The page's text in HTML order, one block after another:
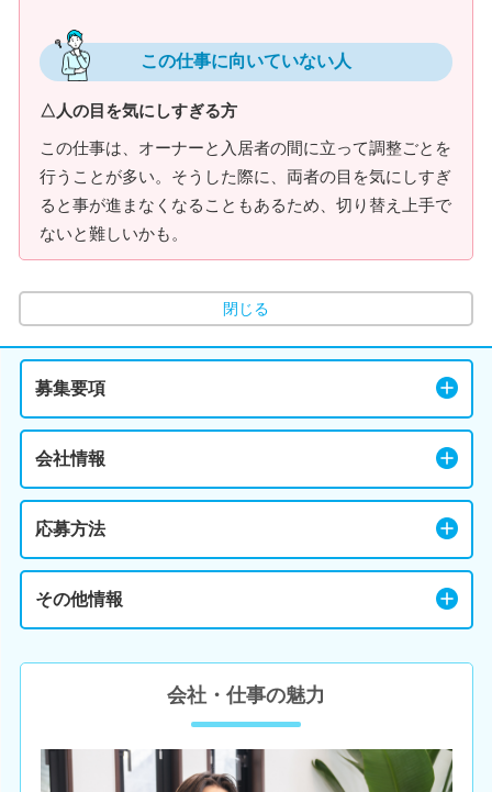
この仕事に向いていない人
△人の目を気にしすぎる方
この仕事は、オーナーと入居者の間に立って調整ごとを
行うことが多い。そうした際に、両者の目を気にしすぎ
ると事が進まなくなることもあるため、切り替え上手で
ないと難しいかも。
閉じる
募集要項
会社情報
応募方法
その他情報
会社・仕事の魅力